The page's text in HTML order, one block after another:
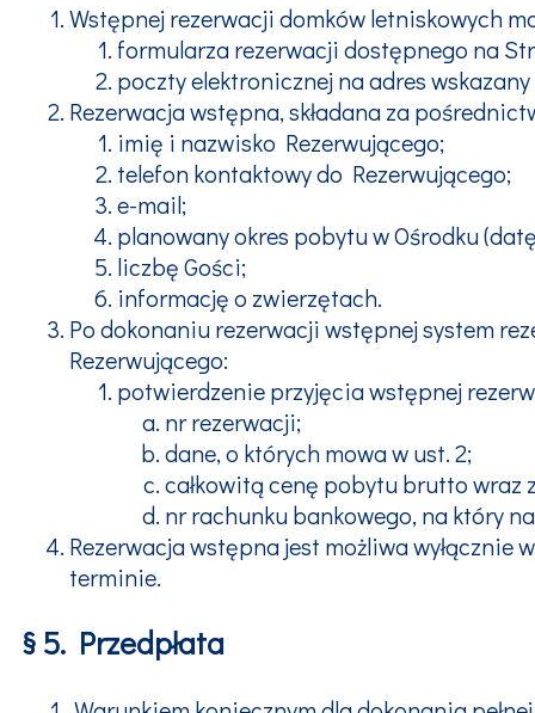
Wstępnej rezerwacji domków letniskowych
formularza rezerwacji dostępnego na
poczty elektronicznej na adres
Rezerwacja wstępna, składana za
imię i nazwisko Rezerwującego;
telefon kontaktowy do Rezerwującego;
e-mail;
planowany okres pobytu w Ośrodku
liczbę Gości;
informację o zwierzętach.
Po dokonaniu rezerwacji wstępnej system
Rezerwującego:
potwierdzenie przyjęcia wstępnej
nr rezerwacji;
dane, o których mowa w ust. 2;
całkowitą cenę pobytu brutto
nr rachunku bankowego, na który
Rezerwacja wstępna jest możliwa
terminie.
§ 5. Przedpłata